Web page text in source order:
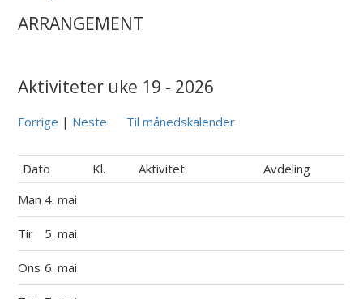
ARRANGEMENT
Aktiviteter uke 19 - 2026
Forrige | Neste Til månedskalender
Dato Kl. Aktivitet
Avdeling
Man 4. mai
Tir 5. mai
Ons 6. mai